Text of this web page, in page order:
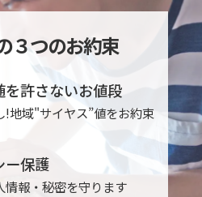
３つのお約束
を許さないお値段
!地域"サイヤス”値をお約束
ー保護
情報・秘密を守ります